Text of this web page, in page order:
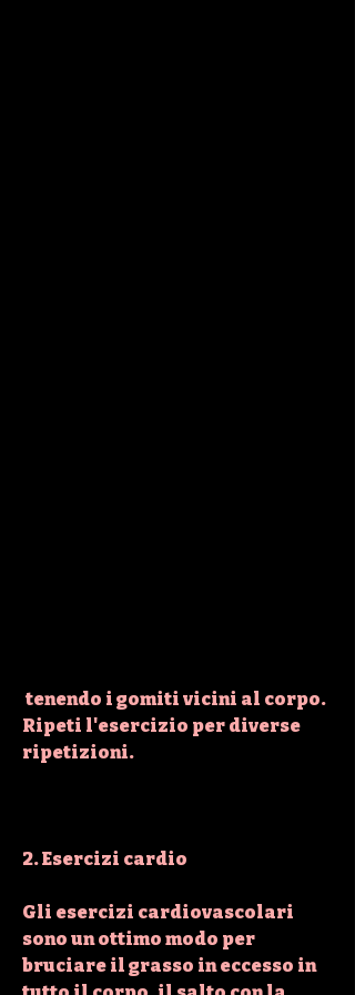
Ripeti l'esercizio per diverse
ripetizioni.
2. Esercizi cardio
Gli esercizi cardiovascolari
sono un ottimo modo per
bruciare il grasso in eccesso in